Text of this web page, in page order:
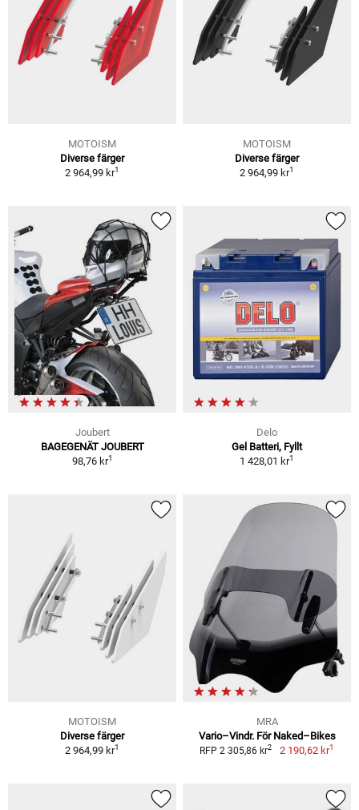
MOTOISM
Diverse färger
2 964,99 kr1
MOTOISM
Diverse färger
2 964,99 kr1
Joubert
BAGEGENÄT JOUBERT
98,76 kr1
Delo
Gel Batteri, Fyllt
1 428,01 kr1
MOTOISM
Diverse färger
2 964,99 kr1
MRA
Vario–Vindr. För Naked–Bikes
RFP 2 305,86 kr2 2 190,62 kr1